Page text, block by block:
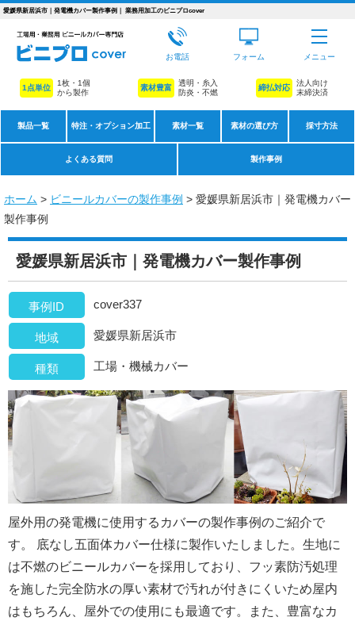
愛媛県新居浜市｜発電機カバー製作事例｜ 業務用加工のビニプロcover
お電話 フォーム メニュー
1点単位
1枚・1個
から製作
素材豊富
透明・糸入
防炎・不燃
締払対応
法人向け
末締決済
製品一覧 特注・オプション加工 素材一覧 素材の選び方 採寸方法
よくある質問 製作事例
ホーム > ビニールカバーの製作事例 > 愛媛県新居浜市｜発電機カバー
製作事例
愛媛県新居浜市｜発電機カバー製作事例
事例ID cover337
地域 愛媛県新居浜市
種類 工場・機械カバー
屋外用の発電機に使用するカバーの製作事例のご紹介で
す。 底なし五面体カバー仕様に製作いたしました。生地に
は不燃のビニールカバーを採用しており、フッ素防汚処理
を施した完全防水の厚い素材で汚れが付きにくいため屋内
はもちろん、屋外での使用にも最適です。また、豊富なカ